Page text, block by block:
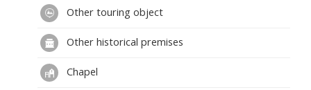
Other touring object
Other historical premises
Chapel